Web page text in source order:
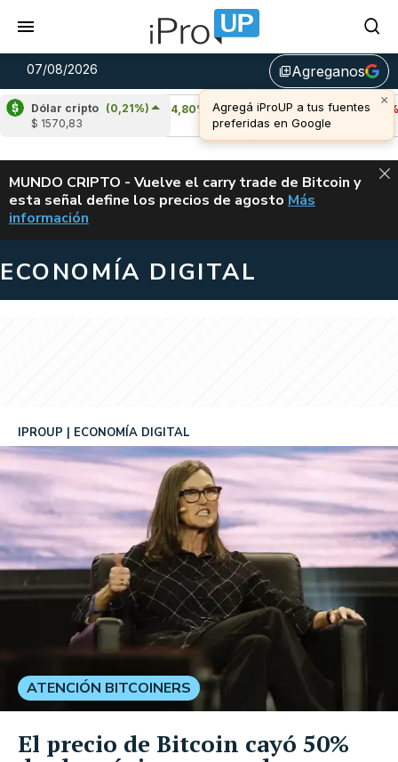
07/08/2026 library_addAgreganos
Dólar cripto (0,21%)
$ 1570,83
Cardano (4,80%)
u$s 0,20
Avalanche (-3,48%)
u$s 6,42
ALERTA
MUNDO CRIPTO - Vuelve el carry trade de Bitcoin y
esta señal define los precios de agosto VUELVE EL
Más
información
ECONOMÍA DIGITAL
IPROUP ECONOMÍA DIGITAL
ATENCIÓN BITCOINERS
El precio de Bitcoin cayó 50%